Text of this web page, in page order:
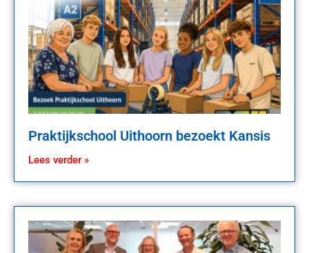
Praktijkschool Uithoorn bezoekt Kansis
Lees verder »